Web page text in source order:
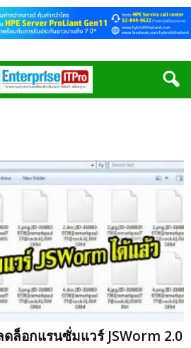
ล็อกแรนซั่มแวร์ JSWorm 2.0